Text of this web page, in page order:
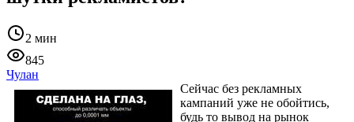
2 мин
845
Чулан
Сейчас без рекламных
кампаний уже не обойтись,
будь то вывод на рынок